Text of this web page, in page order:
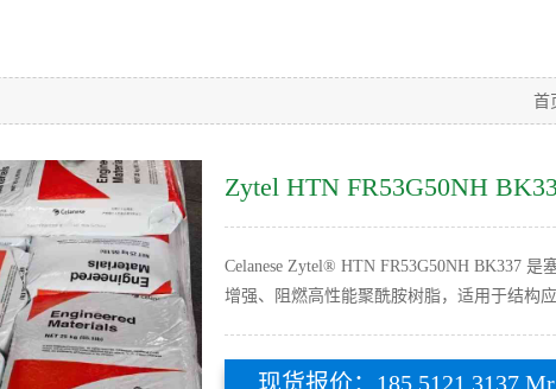
首
Zytel HTN FR53G50NH
Celanese Zytel® HTN FR53G50NH BK337
增​​强、阻燃高性能聚酰胺树脂，适用于结构
现货报价：185 5121 3137